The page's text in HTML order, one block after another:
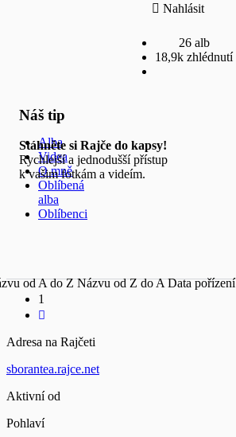
Nahlásit
26 alb
18,9k zhlédnutí
Náš tip
Stáhněte si Rajče do kapsy!
Rychlejší a jednodušší přístup
k vašim fotkám a videím.
Alba
Videa
O mně
Oblíbená
alba
Oblíbenci
od A do Z Názvu od Z do A Data pořízení
1
Adresa na Rajčeti
sborantea.rajce.net
Aktivní od
Pohlaví